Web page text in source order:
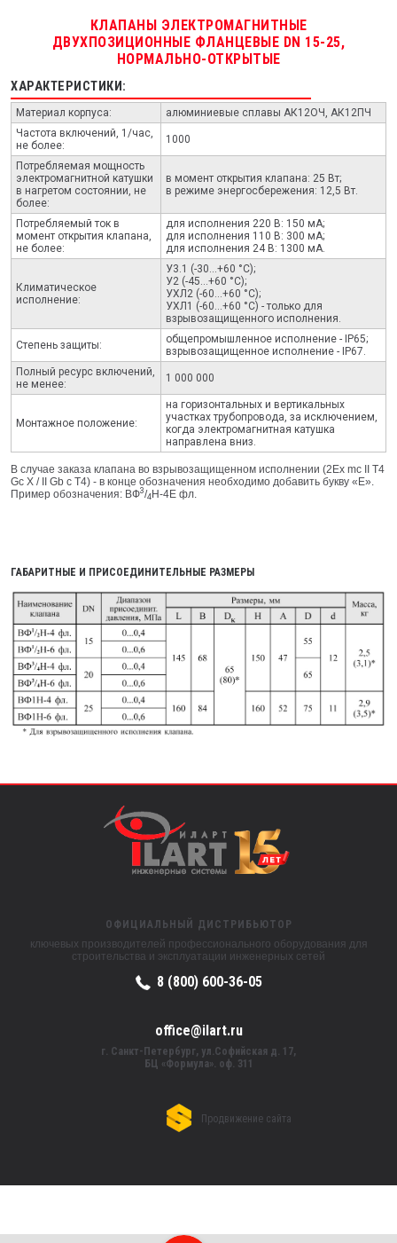
КЛАПАНЫ ЭЛЕКТРОМАГНИТНЫЕ
ДВУХПОЗИЦИОННЫЕ ФЛАНЦЕВЫЕ DN 15-25,
НОРМАЛЬНО-ОТКРЫТЫЕ
ХАРАКТЕРИСТИКИ:
Материал корпуса:
алюминиевые сплавы АК12ОЧ, АК12ПЧ
Частота включений, 1/час,
не более:
1000
Потребляемая мощность
электромагнитной катушки
в нагретом состоянии, не
более:
в момент открытия клапана: 25 Вт;
в режиме энергосбережения: 12,5 Вт.
Потребляемый ток в
момент открытия клапана,
не более:
для исполнения 220 В: 150 мА;
для исполнения 110 В: 300 мА;
для исполнения 24 В: 1300 мА.
Климатическое
исполнение:
У3.1 (-30...+60 °С);
У2 (-45...+60 °С);
УХЛ2 (-60...+60 °С);
УХЛ1 (-60...+60 °С) - только для
взрывозащищенного исполнения.
Степень защиты:
общепромышленное исполнение - IP65;
взрывозащищенное исполнение - IP67.
Полный ресурс включений,
не менее:
1 000 000
Монтажное положение:
на горизонтальных и вертикальных
участках трубопровода, за исключением,
когда электромагнитная катушка
направлена вниз.
В случае заказа клапана во взрывозащищенном исполнении (2Ex mc II T4
Gc X / II Gb c T4) - в конце обозначения необходимо добавить букву «E».
Пример обозначения: ВФ3/4Н-4Е фл.
ГАБАРИТНЫЕ И ПРИСОЕДИНИТЕЛЬНЫЕ РАЗМЕРЫ
ОФИЦИАЛЬНЫЙ ДИСТРИБЬЮТОР
ключевых производителей профессионального оборудования для
строительства и эксплуатации инженерных сетей
8 (800) 600-36-05
office@ilart.ru
г. Санкт-Петербург, ул.Софийская д. 17,
БЦ «Формула». оф. 311
Продвижение сайта